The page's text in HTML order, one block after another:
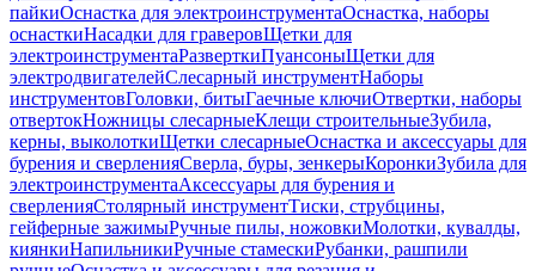
пайкиОснастка для электроинструментаОснастка, наборы
оснасткиНасадки для граверовЩетки для
электроинструментаРазверткиПуансоныЩетки для
электродвигателейСлесарный инструментНаборы
инструментовГоловки, битыГаечные ключиОтвертки, наборы
отвертокНожницы слесарныеКлещи строительныеЗубила,
керны, выколоткиЩетки слесарныеОснастка и аксессуары для
бурения и сверленияСверла, буры, зенкерыКоронкиЗубила для
электроинструментаАксессуары для бурения и
сверленияСтолярный инструментТиски, струбцины,
гейферные зажимыРучные пилы, ножовкиМолотки, кувалды,
киянкиНапильникиРучные стамескиРубанки, рашпили